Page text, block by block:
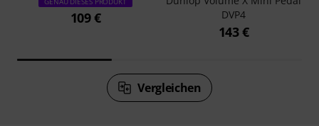
109 €
DVP4
143 €
Vergleichen